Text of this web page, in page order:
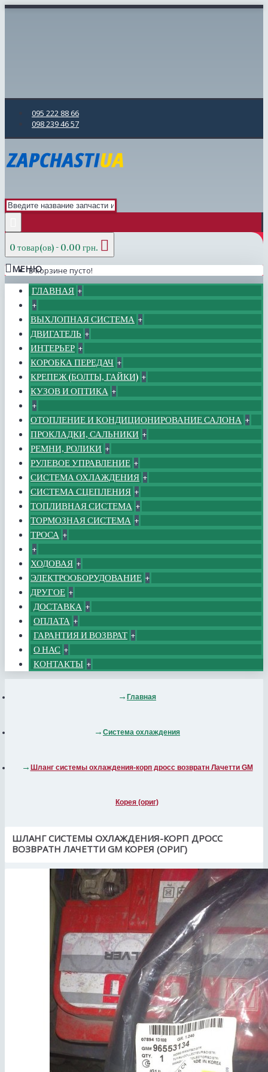
095 222 88 66
098 239 46 57
0 товар(ов) - 0.00 грн.
В корзине пусто!
МЕНЮ
ГЛАВНАЯ +
+
ВЫХЛОПНАЯ СИСТЕМА +
ДВИГАТЕЛЬ +
ИНТЕРЬЕР +
КОРОБКА ПЕРЕДАЧ +
КРЕПЕЖ (БОЛТЫ, ГАЙКИ) +
КУЗОВ И ОПТИКА +
+
ОТОПЛЕНИЕ И КОНДИЦИОНИРОВАНИЕ САЛОНА +
ПРОКЛАДКИ, САЛЬНИКИ +
РЕМНИ, РОЛИКИ +
РУЛЕВОЕ УПРАВЛЕНИЕ +
СИСТЕМА ОХЛАЖДЕНИЯ +
СИСТЕМА СЦЕПЛЕНИЯ +
ТОПЛИВНАЯ СИСТЕМА +
ТОРМОЗНАЯ СИСТЕМА +
ТРОСА +
+
ХОДОВАЯ +
ЭЛЕКТРООБОРУДОВАНИЕ +
ДРУГОЕ +
ДОСТАВКА +
ОПЛАТА +
ГАРАНТИЯ И ВОЗВРАТ +
О НАС +
КОНТАКТЫ +
Главная
Система охлаждения
Шланг системы охлаждения-корп дросс возвратн Лачетти GM
Корея (ориг)
ШЛАНГ СИСТЕМЫ ОХЛАЖДЕНИЯ-КОРП ДРОСС
ВОЗВРАТН ЛАЧЕТТИ GM КОРЕЯ (ОРИГ)